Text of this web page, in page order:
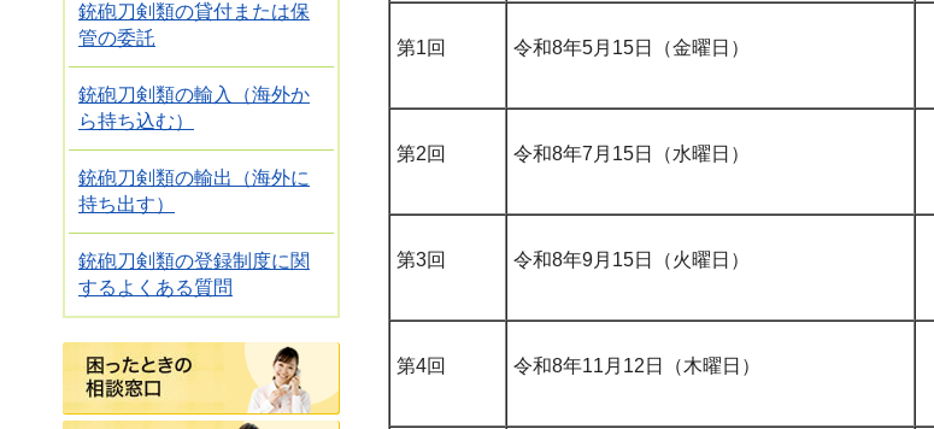
銃砲刀剣類の貸付または保
管の委託
銃砲刀剣類の輸入（海外か
ら持ち込む）
銃砲刀剣類の輸出（海外に
持ち出す）
銃砲刀剣類の登録制度に関
するよくある質問
困ったときの相談窓口
第1回 令和8年5月15日（金曜日）
第2回 令和8年7月15日（水曜日）
第3回 令和8年9月15日（火曜日）
第4回 令和8年11月12日（木曜日）